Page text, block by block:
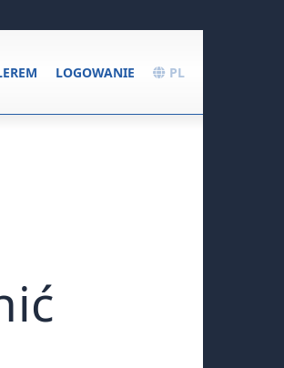
PL
LOGOWANIE